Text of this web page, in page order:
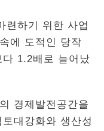
련하기 위한 사업
에 도적인 당작
1.2배로 늘어났
경제발전공간을
대강화와 생산성